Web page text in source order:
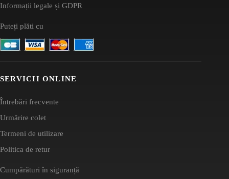
Informații legale și GDPR
Puteți plăti cu
SERVICII ONLINE
Întrebări frecvente
Urmărire colet
Termeni de utilizare
Politica de retur
Cumpărături în siguranță